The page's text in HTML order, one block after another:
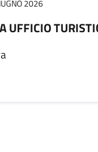
2026
UFFICIO